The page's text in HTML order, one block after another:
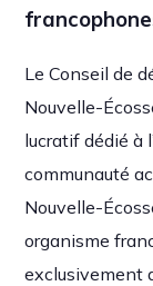
Le Conseil de
Nouvelle-
lucratif dédié à
communauté
Nouvelle-
organisme
exclusivement